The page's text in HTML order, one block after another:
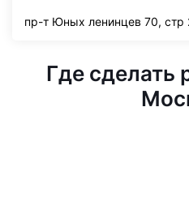
пр-т Юных ленинцев 70, стр
Где сделать